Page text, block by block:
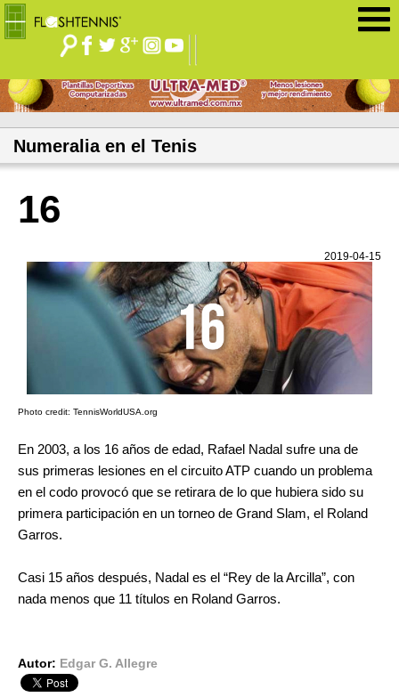
Numeralia en el Tenis
16
2019-04-15
Photo credit: TennisWorldUSA.org
En 2003, a los 16 años de edad, Rafael Nadal sufre una de
sus primeras lesiones en el circuito ATP cuando un problema
en el codo provocó que se retirara de lo que hubiera sido su
primera participación en un torneo de Grand Slam, el Roland
Garros.
Casi 15 años después, Nadal es el “Rey de la Arcilla”, con
nada menos que 11 títulos en Roland Garros.
Autor: Edgar G. Allegre